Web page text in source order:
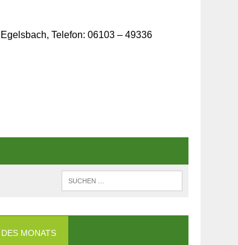
Telefon: 06103 – 49336
MONATS